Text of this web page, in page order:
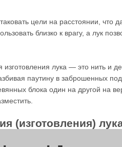
цели на расстоянии, что
близко к врагу, а лук
лука — это нить и
паутину в заброшенных
блока один на другой на
(изготовления)